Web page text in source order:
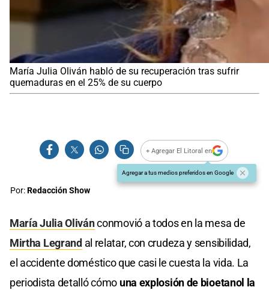
María Julia Oliván habló de su recuperación tras sufrir
quemaduras en el 25% de su cuerpo
+ Agregar El Litoral en
Agregar a tus medios preferidos en Google
Por:Redacción Show
María Julia Olivánconmovió a todos en la mesa de
Mirtha Legrand al relatar, con crudeza y sensibilidad,
el accidente doméstico que casi le cuesta la vida. La
periodista detalló cómo una explosión de bioetanol la